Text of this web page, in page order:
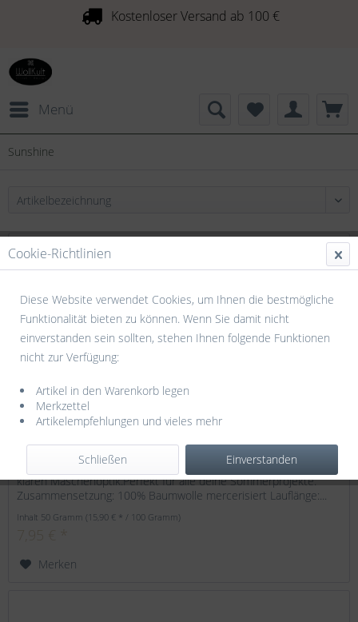
Kostenloser Versand ab 100 €
Menü
Sunshine
WOOLADDICTS - Sunshine - 0027
WOOLADDICTS - Sunshine 100% mercerisierte Bio-Baumwolle
alsm Kettengarn gearbeitet. Es ist glänzend, stabil und mit einer
klaren Maschenoptik.Perfekt für alle deine Sommerprojekte.
Zusammensetzung: 100% Baumwolle mercerisiert Lauflänge:...
Inhalt 50 Gramm(15,90 € * / 100 Gramm)
Merken
Cookie-Richtlinien
Diese Website verwendet Cookies, um Ihnen die bestmögliche
Funktionalität bieten zu können. Wenn Sie damit nicht
einverstanden sein sollten, stehen Ihnen folgende Funktionen
nicht zur Verfügung:
Artikel in den Warenkorb legen
Merkzettel
Artikelempfehlungen und vieles mehr
Einverstanden
Schließen